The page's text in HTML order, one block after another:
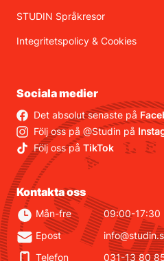
STUDIN Språkresor
Integritetspolicy & Cookies
Sociala medier
Det absolut senaste på
Följ oss på @Studin på
Följ oss på TikTok
Kontakta oss
Mån-fre
09:00-17:30
Epost
Telefon
031-13 80